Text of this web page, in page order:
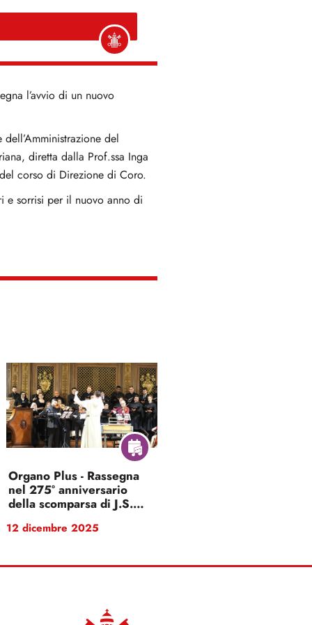
l’avvio di un nuovo
del
diretta dalla Prof.ssa Inga
corso di Direzione di Coro.
e sorrisi per il nuovo anno di
Organo Plus - Rassegna
nel 275° anniversario
della scomparsa di J.S.
12 dicembre 2025